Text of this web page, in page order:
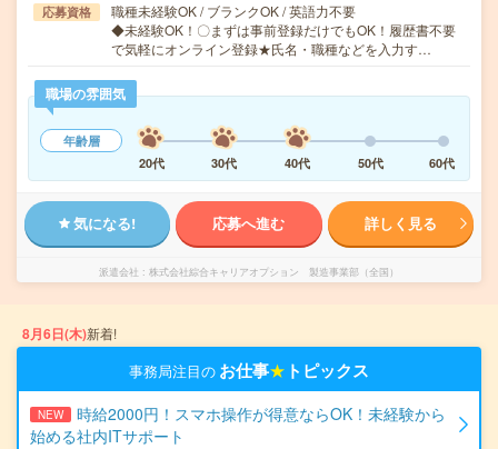
応募資格
職種未経験OK / ブランクOK / 英語力不要
◆未経験OK！〇まずは事前登録だけでもOK！履歴書不要
で気軽にオンライン登録★氏名・職種などを入力す…
職場の雰囲気
年齢層
20代
30代 40代 50代 60代
気になる! 応募へ進む 詳しく見る
派遣会社 株式会社綜合キャリアオプション 製造事業部（全国）
8月6日(木)新着!
事務局注目の お仕事★ トピックス
NEW
時給2000円！スマホ操作が得意ならOK！未経験から
始める社内ITサポート